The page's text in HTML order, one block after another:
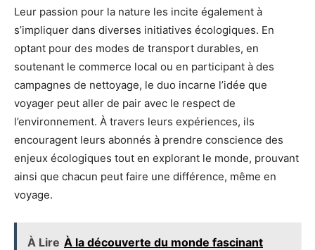
Leur passion pour la nature les incite également à
s’impliquer dans diverses initiatives écologiques. En
optant pour des modes de transport durables, en
soutenant le commerce local ou en participant à des
campagnes de nettoyage, le duo incarne l’idée que
voyager peut aller de pair avec le respect de
l’environnement. À travers leurs expériences, ils
encouragent leurs abonnés à prendre conscience des
enjeux écologiques tout en explorant le monde, prouvant
ainsi que chacun peut faire une différence, même en
voyage.
À Lire À la découverte du monde fascinant